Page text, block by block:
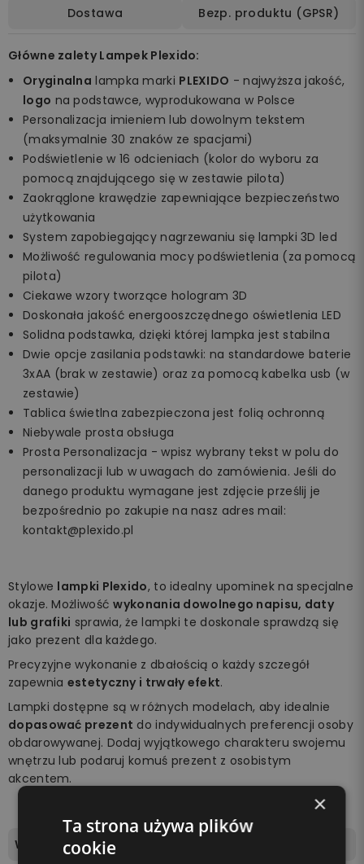
Dostawa Bezp. produktu (GPSR)
Główne zalety Lampek Plexido:
Oryginalna lampka marki PLEXIDO - najwyższa jakość,
logo na podstawce, wyprodukowana w Polsce
Personalizacja imieniem lub dowolnym tekstem
(maksymalnie 30 znaków ze spacjami)
Podświetlenie w 16 odcieniach (kolor do wyboru za
pomocą znajdującego się w zestawie pilota)
Zaokrąglone krawędzie zapewniające bezpieczeństwo
użytkowania
System zapobiegający nagrzewaniu się lampki 3D led
Możliwość regulowania mocy podświetlenia (za pomocą
pilota)
Ciekawe wzory tworzące hologram 3D
Doskonała jakość energooszczędnego oświetlenia LED
Solidna podstawka, dzięki której lampka jest stabilna
Dwie opcje zasilania podstawki: na standardowe baterie
3xAA (brak w zestawie) oraz za pomocą kabelka usb (w
zestawie)
Tablica świetlna zabezpieczona jest folią ochronną
Niebywale prosta obsługa
Prosta Personalizacja - wpisz wybrany tekst w polu do
personalizacji lub w uwagach do zamówienia. Jeśli do
danego produktu wymagane jest zdjęcie prześlij je
bezpośrednio po zakupie na nasz adres mail:
kontakt@plexido.pl
Stylowe lampki Plexido, to idealny upominek na specjalne
okazje. Możliwośćwykonania dowolnego napisu, daty
lub grafiki sprawia, że lampki te doskonale sprawdzą się
jako prezent dla każdego.
Precyzyjne wykonanie z dbałością o każdy szczegół
zapewnia estetyczny i trwały efekt.
Lampki dostępne są w różnych modelach, aby idealnie
dopasować prezent do indywidualnych preferencji osoby
obdarowywanej. Dodaj wyjątkowego charakteru swojemu
wnętrzu lub podaruj komuś prezent z osobistym
akcentem.
Wymiary tablicy świetlnej
×
Ta strona używa plików
cookie